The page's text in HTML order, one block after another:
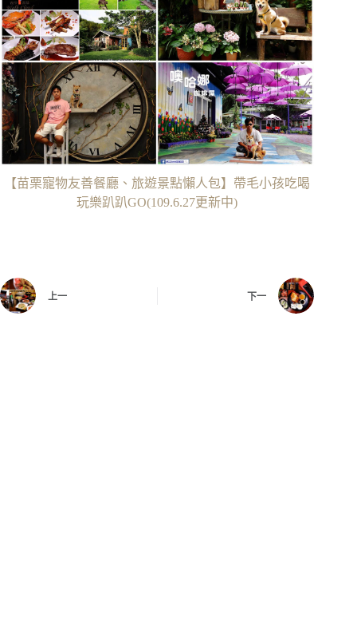
【苗栗寵物友善餐廳、旅遊景點懶人包】帶毛小孩吃喝
玩樂趴趴GO(109.6.27更新中)
上一 下一